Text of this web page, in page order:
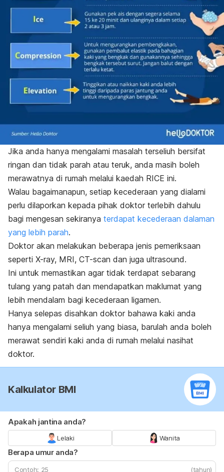
Jika anda hanya mengalami masalah terseliuh bersifat
ringan dan tidak parah atau teruk, anda masih boleh
merawatnya di rumah melalui kaedah RICE ini.
Walau bagaimanapun, setiap kecederaan yang dialami
perlu dilaporkan kepada pihak doktor terlebih dahulu
bagi mengesan sekiranya terdapat kecederaan dalaman
yang lebih parah.
Doktor akan melakukan beberapa jenis pemeriksaan
seperti X-ray, MRI, CT-scan dan juga ultrasound.
Ini untuk memastikan agar tidak terdapat sebarang
tulang yang patah dan mendapatkan maklumat yang
lebih mendalam bagi kecederaan ligamen.
Hanya selepas disahkan doktor bahawa kaki anda
hanya mengalami seliuh yang biasa, barulah anda boleh
merawat sendiri kaki anda di rumah melalui nasihat
doktor.
Kalkulator BMI
Apakah jantina anda?
Lelaki Wanita
Berapa umur anda?
(tahun)